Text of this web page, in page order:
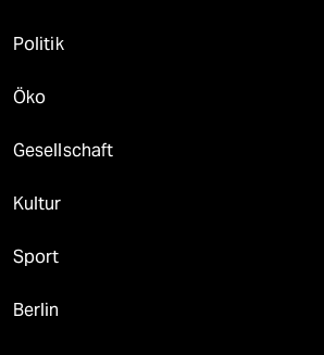
Politik
Öko
Gesellschaft
Kultur
Sport
Berlin